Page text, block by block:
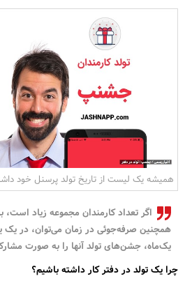
همیشه یک لیست از تاریخ تولد پرسنل خود
اگر تعداد کارمندان مجموعه زیاد
همچنین صرفه‌جوئی در زمان می‌توان، در یک
یک‌ماه، جشن‌های تولد آنها را به صورت
چرا یک تولد در دفتر کار داشته باشیم؟